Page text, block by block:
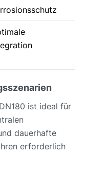
ist ideal für
dauerhafte
erforderlich